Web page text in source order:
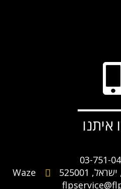
איתנו
03-751-
Waze